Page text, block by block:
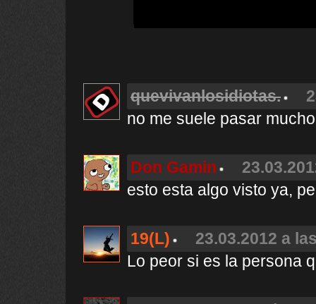
quevivanlosidiotas.
no me suele pasar
Don Gamin
esto esta algo visto ya,
19(L)
23.03.2012 a
Lo peor si es la persona